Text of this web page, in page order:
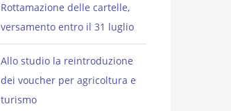
Rottamazione delle cartelle,
versamento entro il 31 luglio
Allo studio la reintroduzione
dei voucher per agricoltura e
turismo